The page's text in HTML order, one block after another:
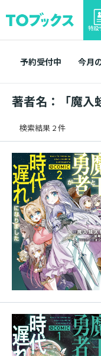
特設
予約受付中 今月
著者名：「魔入
検索結果 2 件